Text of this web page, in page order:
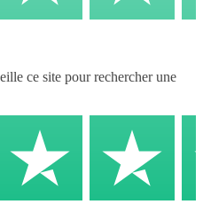
ce site pour rechercher une